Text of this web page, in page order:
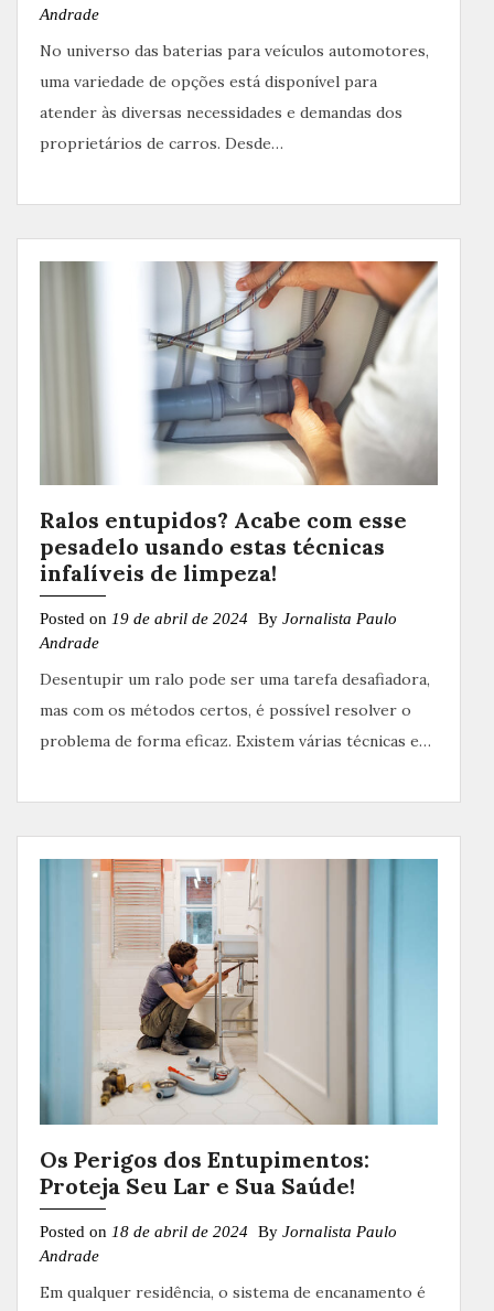
Andrade
No universo das baterias para veículos automotores,
uma variedade de opções está disponível para
atender às diversas necessidades e demandas dos
proprietários de carros. Desde…
Ralos entupidos? Acabe com esse
pesadelo usando estas técnicas
infalíveis de limpeza!
Posted on 19 de abril de 2024 By Jornalista Paulo
Andrade
Desentupir um ralo pode ser uma tarefa desafiadora,
mas com os métodos certos, é possível resolver o
problema de forma eficaz. Existem várias técnicas e…
Os Perigos dos Entupimentos:
Proteja Seu Lar e Sua Saúde!
Posted on 18 de abril de 2024 By Jornalista Paulo
Andrade
Em qualquer residência, o sistema de encanamento é